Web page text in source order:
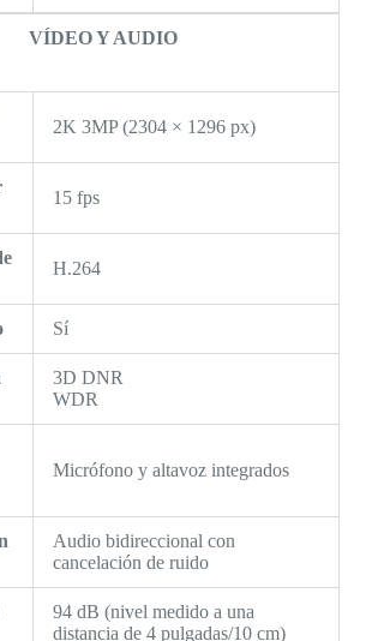
VÍDEO Y AUDIO
2K 3MP (2304 × 1296 px)
15 fps
H.264
Sí
3D DNR
WDR
Micrófono y altavoz integrados
Audio bidireccional con
cancelación de ruido
94 dB (nivel medido a una
distancia de 4 pulgadas/10 cm)